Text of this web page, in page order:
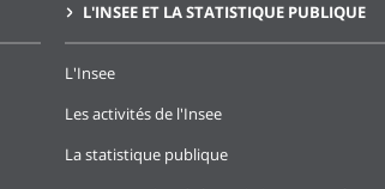
L'INSEE ET LA STATISTIQUE PUBLIQUE
L'Insee
Les activités de l'Insee
La statistique publique